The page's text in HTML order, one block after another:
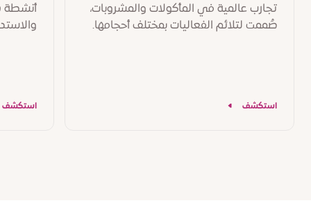
تجارب عالمية في المأكولات والمشروبات،
صُممت لتلائم الفعاليات بمختلف أحجامها.
استكشف
أنشطة
استكشف